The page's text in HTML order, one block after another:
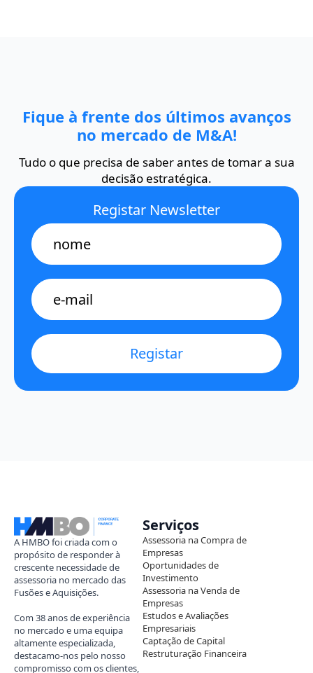
Fique à frente dos últimos avanços
no mercado de M&A!
Tudo o que precisa de saber antes de tomar a sua
decisão estratégica.
Registar Newsletter
Name
E-
mail
*
Registar
A HMBO foi criada com o
propósito de responder à
crescente necessidade de
assessoria no mercado das
Fusões e Aquisições.
Com 38 anos de experiência
no mercado e uma equipa
altamente especializada,
destacamo-nos pelo nosso
compromisso com os clientes,
Serviços
Assessoria na Compra de
Empresas
Oportunidades de
Investimento
Assessoria na Venda de
Empresas
Estudos e Avaliações
Empresariais
Captação de Capital
Restruturação Financeira